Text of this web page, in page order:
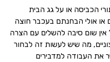
הכביסה או על גג הבית
או אולי הבחנתם בעכבר חוצה
שום סיבה להשלים עם הצרה
מה שיש לעשות זה לבחור
את העבודה למדבירים